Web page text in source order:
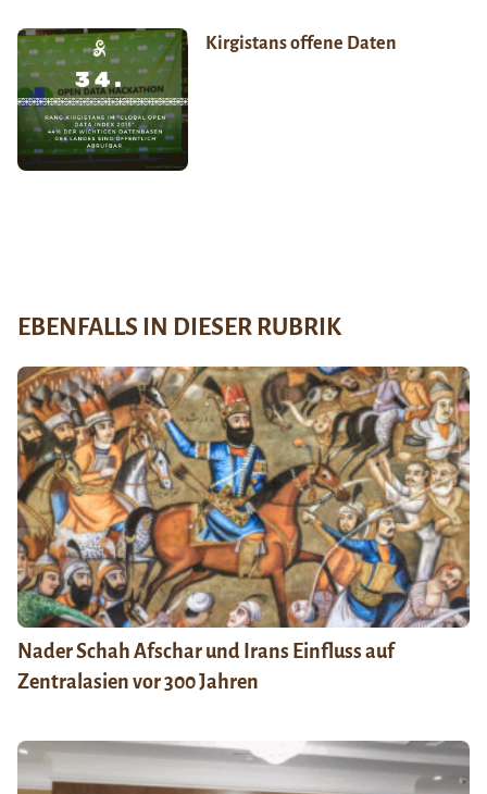
Kirgistans offene Daten
EBENFALLS IN DIESER RUBRIK
Nader Schah Afschar und Irans Einfluss auf
Zentralasien vor 300 Jahren